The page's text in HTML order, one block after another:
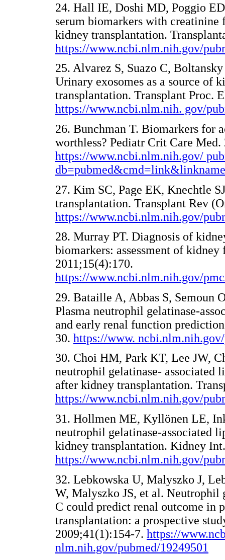
24. Hall IE, Doshi MD, Poggio
serum biomarkers with
kidney transplantation.
https://www.ncbi.nlm.nih.gov/
25. Alvarez S, Suazo C,
Urinary exosomes as a source of
transplantation. Transplant Proc.
https://www.ncbi.nlm.nih. gov/
26. Bunchman T. Biomarkers for
worthless? Pediatr Crit Care
https://www.ncbi.nlm.nih.gov/
27. Kim SC, Page EK, Knechtle
transplantation. Transplant Rev
https://www.ncbi.nlm.nih.gov/
28. Murray PT. Diagnosis of
biomarkers: assessment of
2011;15(4):170.
https://www.ncbi.nlm.nih.gov/
29. Bataille A, Abbas S, Semoun
Plasma neutrophil gelatinase-
and early renal function
30. https://www.
30. Choi HM, Park KT, Lee JW,
neutrophil gelatinase- associated
after kidney transplantation.
https://www.ncbi.nlm.nih.gov/
31. Hollmen ME, Kyllönen LE,
neutrophil gelatinase-associated
kidney transplantation. Kidney
https://www.ncbi.nlm.nih.gov/
32. Lebkowska U, Malyszko J,
W, Malyszko JS, et al. Neutrophil
C could predict renal outcome in
transplantation: a prospective
2009;41(1):154-7. https://
nlm.nih.gov/pubmed/19249501